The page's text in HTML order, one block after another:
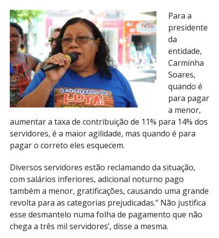
Para a
presidente
da
entidade,
Carminha
Soares,
quando é
para pagar
a menor,
aumentar a taxa de contribuição de 11% para 14% dos
servidores, é a maior agilidade, mas quando é para
pagar o correto eles esquecem.
Diversos servidores estão reclamando da situação,
com salários inferiores, adicional noturno pago
também a menor, gratificações, causando uma grande
revolta para as categorias prejudicadas.” Não justifica
esse desmantelo numa folha de pagamento que não
chega a três mil servidores’, disse a mesma.